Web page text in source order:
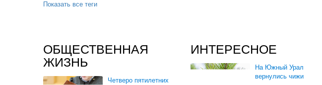
Показать все теги
ОБЩЕСТВЕННАЯ
ЖИЗНЬ
Четверо пятилетних
ИНТЕРЕСНОЕ
На Южный Урал
вернулись чижи